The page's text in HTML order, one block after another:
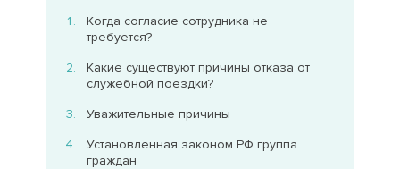
Когда согласие сотрудника не
требуется?
Какие существуют причины отказа от
служебной поездки?
Уважительные причины
Установленная законом РФ группа
граждан